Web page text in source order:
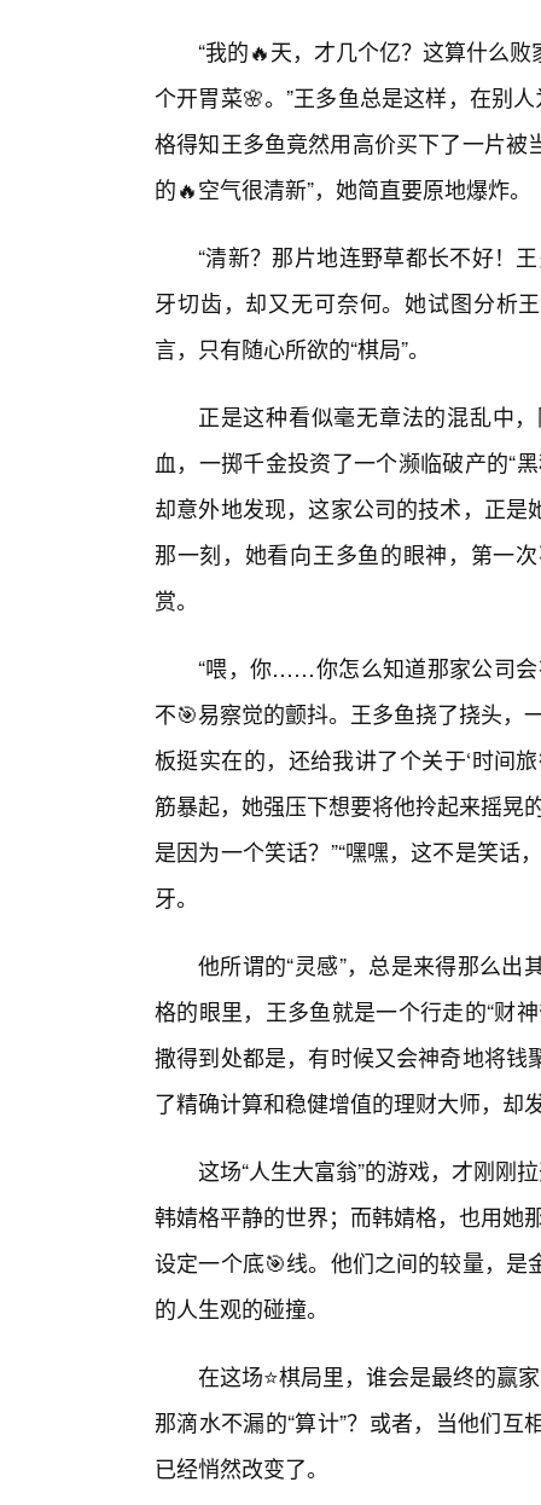
“我的🔥天，才几个亿？这算什么
个开胃菜🌸。”王多鱼总是这样，在别
格得知王多鱼竟然用高价买下了一片被
的🔥空气很清新”，她简直要原地爆炸。
“清新？那片地连野草都长不好！
牙切齿，却又无可奈何。她试图分析
言，只有随心所欲的“棋局”。
正是这种看似毫无章法的混乱中
血，一掷千金投资了一个濒临破产的“
却意外地发现，这家公司的技术，正
那一刻，她看向王多鱼的眼神，第一
赏。
“喂，你……你怎么知道那家公司会
不🎯易察觉的颤抖。王多鱼挠了挠头
板挺实在的，还给我讲了个关于‘时间
筋暴起，她强压下想要将他拎起来摇晃
是因为一个笑话？”“嘿嘿，这不是笑
牙。
他所谓的“灵感”，总是来得那么
格的眼里，王多鱼就是一个行走的“财
撒得到处都是，有时候又会神奇地将
了精确计算和稳健增值的理财大师，却
这场“人生大富翁”的游戏，才刚刚
韩婧格平静的世界；而韩婧格，也用她
设定一个底🎯线。他们之间的较量，
的人生观的碰撞。
在这场⭐棋局里，谁会是最终的赢
那滴水不漏的“算计”？或者，当他们
已经悄然改变了。